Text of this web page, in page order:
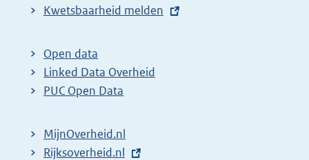
E
t
e
r
l
Kwetsbaarheid melden
Open data
Linked Data Overheid
PUC Open Data
MijnOverheid.nl
E
Rijksoverheid.nl